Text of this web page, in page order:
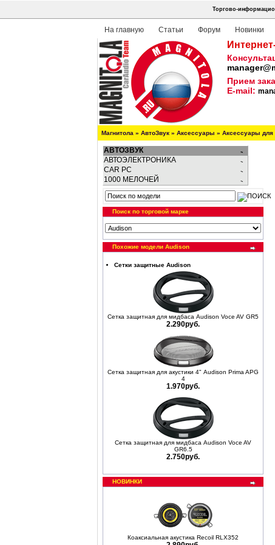
Торгово-
На главную Статьи Форум Новинки
Прием
E-mail:
Магнитола » АвтоЗвук » Аксессуары » Аксессуары для
АВТОЗВУК
АВТОЭЛЕКТРОНИКА
CAR PC
1000 МЕЛОЧЕЙ
Поиск по торговой марке
Похожие модели Audison
Сетки защитные Audison
Сетка защитная для мидбаса Audison Voce AV GR5
2.290руб.
Сетка защитная для акустики 4" Audison Prima APG
4
1.970руб.
Сетка защитная для мидбаса Audison Voce AV
GR6.5
2.750руб.
НОВИНКИ
Коаксиальная акустика Recoil RLX352